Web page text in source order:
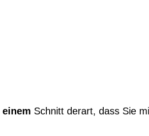
einem Schnitt derart, dass Sie